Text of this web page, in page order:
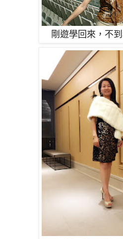
剛遊學回來，不